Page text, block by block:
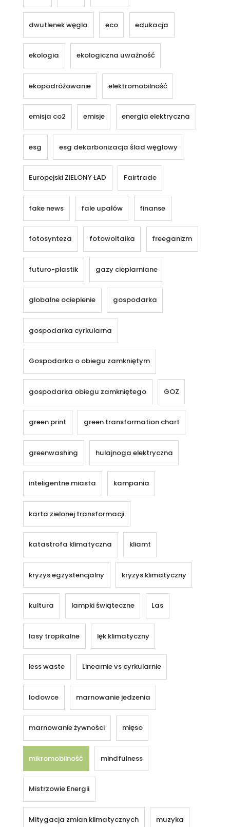
dwutlenek węgla eco edukacja
ekologia ekologiczna uważność
ekopodróżowanie elektromobilność
emisja co2 emisje energia elektryczna
esg esg dekarbonizacja ślad węglowy
Europejski ZIELONY ŁAD Fairtrade
fake news fale upałów finanse
fotosynteza fotowoltaika freeganizm
futuro-plastik gazy cieplarniane
globalne ocieplenie gospodarka
gospodarka cyrkularna
Gospodarka o obiegu zamkniętym
gospodarka obiegu zamkniętego GOZ
green print green transformation chart
greenwashing hulajnoga elektryczna
inteligentne miasta kampania
karta zielonej transformacji
katastrofa klimatyczna kliamt
kryzys egzystencjalny kryzys klimatyczny
kultura lampki świąteczne Las
lasy tropikalne lęk klimatyczny
less waste Linearnie vs cyrkularnie
lodowce marnowanie jedzenia
marnowanie żywności mięso
mikromobilność mindfulness
Mistrzowie Energii
Mitygacja zmian klimatycznych muzyka